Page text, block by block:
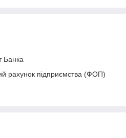
Банка
рахунок підприємства (ФОП)